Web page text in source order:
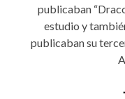
publicaban
estudio y
publicaban su